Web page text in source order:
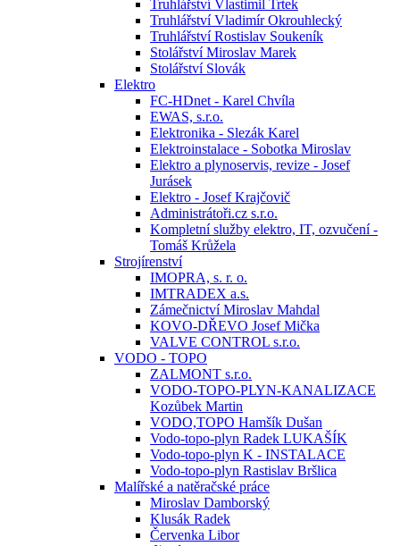
Truhlářství Vlastimil Trtek
Truhlářství Vladimír Okrouhlecký
Truhlářství Rostislav Soukeník
Stolářství Miroslav Marek
Stolářství Slovák
Elektro
FC-HDnet - Karel Chvíla
EWAS, s.r.o.
Elektronika - Slezák Karel
Elektroinstalace - Sobotka Miroslav
Elektro a plynoservis, revize - Josef
Jurásek
Elektro - Josef Krajčovič
Administrátoři.cz s.r.o.
Kompletní služby elektro, IT, ozvučení -
Tomáš Krůžela
Strojírenství
IMOPRA, s. r. o.
IMTRADEX a.s.
Zámečnictví Miroslav Mahdal
KOVO-DŘEVO Josef Mička
VALVE CONTROL s.r.o.
VODO - TOPO
ZALMONT s.r.o.
VODO-TOPO-PLYN-KANALIZACE
Kozůbek Martin
VODO,TOPO Hamšík Dušan
Vodo-topo-plyn Radek LUKAŠÍK
Vodo-topo-plyn K - INSTALACE
Vodo-topo-plyn Rastislav Bršlica
Malířské a natěračské práce
Miroslav Damborský
Klusák Radek
Červenka Libor